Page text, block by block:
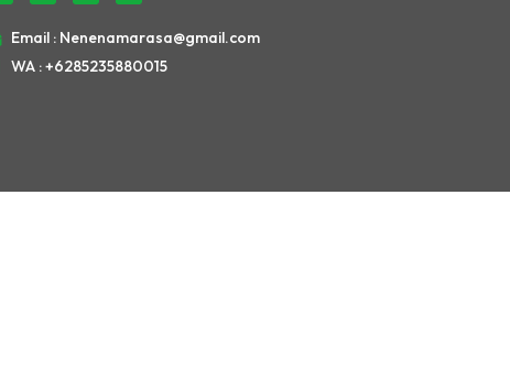
Email : Nenenamarasa@gmail.com
WA : +6285235880015